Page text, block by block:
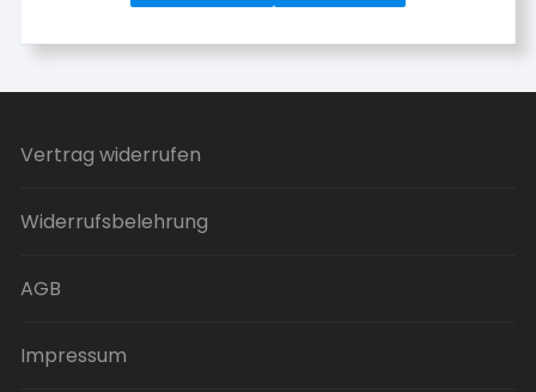
Vertrag widerrufen
Widerrufsbelehrung
AGB
Impressum